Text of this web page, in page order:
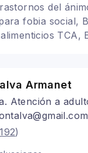
del
fobia social,
TCA,
Armanet
Atención a
192)